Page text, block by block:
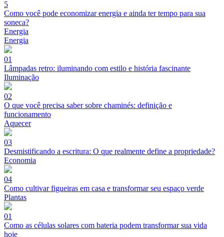
5
Como você pode economizar energia e ainda ter tempo para sua
soneca?
Energia
Energia
01
Lâmpadas retro: iluminando com estilo e história fascinante
Iluminação
02
O que você precisa saber sobre chaminés: definição e
funcionamento
Aquecer
03
Desmistificando a escritura: O que realmente define a propriedade?
Economia
04
Como cultivar figueiras em casa e transformar seu espaço verde
Plantas
01
Como as células solares com bateria podem transformar sua vida
hoje